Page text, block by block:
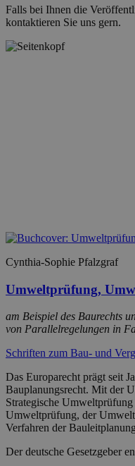
Falls bei Ihnen die
kontaktieren Sie uns gern.
Cynthia-Sophie Pfalzgraf
Umweltprüfung,
am Beispiel des Baurechts
von Parallelregelungen in
Schriften zum Bau- und
Das Europarecht prägt seit
Bauplanungsrecht. Mit der
Strategische
Umweltprüfung, der
Verfahren der
Der deutsche Gesetzgeber